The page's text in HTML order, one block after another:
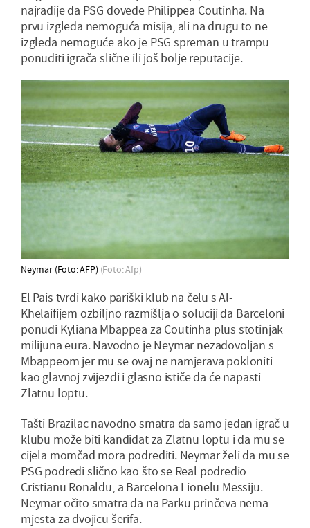
najradije da PSG dovede Philippea Coutinha. Na
prvu izgleda nemoguća misija, ali na drugu to ne
izgleda nemoguće ako je PSG spreman u trampu
ponuditi igrača slične ili još bolje reputacije.
Neymar (Foto: AFP) (Foto: Afp)
El Pais tvrdi kako pariški klub na čelu s Al-
Khelaifijem ozbiljno razmišlja o soluciji da Barceloni
ponudi Kyliana Mbappea za Coutinha plus stotinjak
milijuna eura. Navodno je Neymar nezadovoljan s
Mbappeom jer mu se ovaj ne namjerava pokloniti
kao glavnoj zvijezdi i glasno ističe da će napasti
Zlatnu loptu.
Tašti Brazilac navodno smatra da samo jedan igrač u
klubu može biti kandidat za Zlatnu loptu i da mu se
cijela momčad mora podrediti. Neymar želi da mu se
PSG podredi slično kao što se Real podredio
Cristianu Ronaldu, a Barcelona Lionelu Messiju.
Neymar očito smatra da na Parku prinčeva nema
mjesta za dvojicu šerifa.